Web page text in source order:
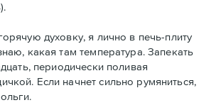
духовку, я лично в печь-плиту
какая там температура. Запекать
периодически поливая
Если начнет сильно румяниться,